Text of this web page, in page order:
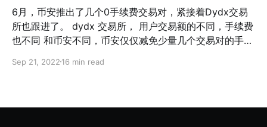
6月，币安推出了几个0手续费交易对，紧接着Dydx交易
所也跟进了。 dydx 交易所， 用户交易额的不同，手续费
也不同 和币安不同，币安仅仅减免少量几个交易对的手续
0% ~ 0.1% 不等。 * 月交易量小于10w U 或者 大于
产阶级，穷人阶级太穷了无法收割，富豪阶级富可敌国，
Sep 21, 2022 16 min read